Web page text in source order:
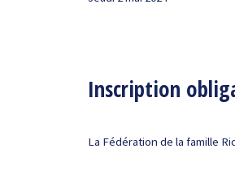
Inscription
La Fédération de la famille